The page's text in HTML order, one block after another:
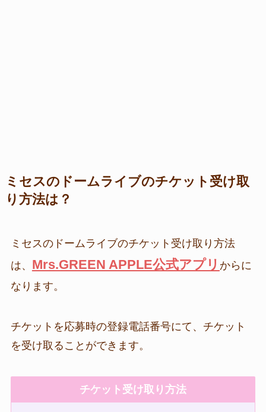
ミセスのドームライブのチケット受け取
り方法は？
ミセスのドームライブのチケット受け取り方法
は、 Mrs.GREEN APPLE公式アプリ からに
なります。
チケットを応募時の登録電話番号にて、チケット
を受け取ることができます。
チケット受け取り方法